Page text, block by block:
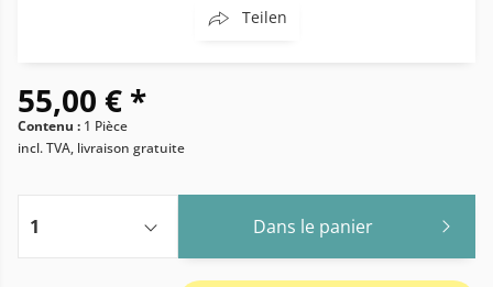
Teilen
55,00 € *
Contenu : 1 Pièce
incl. TVA, livraison gratuite
Dans le panier